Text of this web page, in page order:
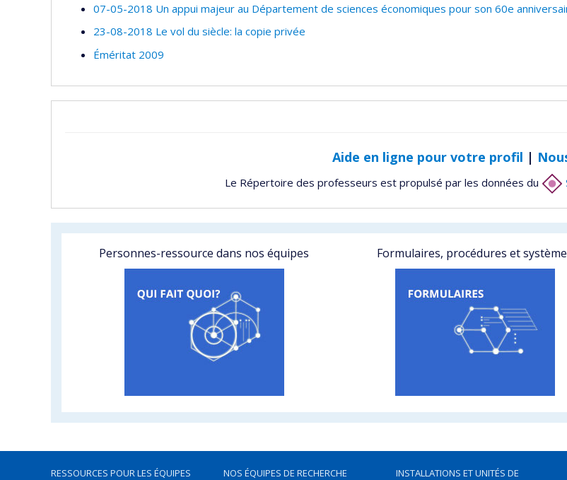
07-05-2018 Un appui majeur au Département de sciences économiques pour son 60e
23-08-2018 Le vol du siècle: la copie privée
Éméritat 2009
Aide en ligne pour votre profil |
Le Répertoire des professeurs est propulsé par les données du
Personnes-ressource dans nos équipes Formulaires, procédures et
RESSOURCES POUR LES ÉQUIPES
NOS ÉQUIPES DE RECHERCHE
INSTALLATIONS ET UNITÉS DE